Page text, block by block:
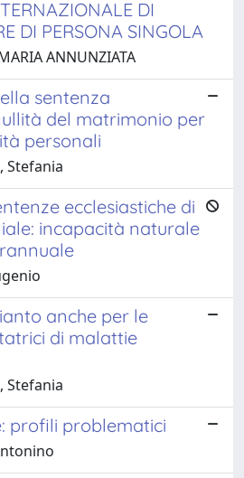
DI
DI PERSONA SINGOLA
ANNUNZIATA
sentenza
del matrimonio per
personali
Stefania
ecclesiastiche di
incapacità naturale
anche per le
di malattie
Stefania
profili problematici